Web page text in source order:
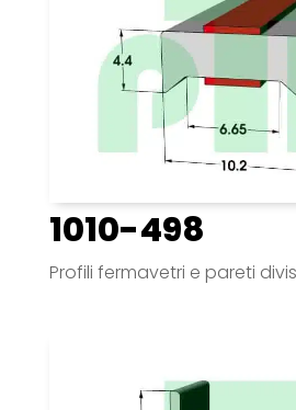
1010-498
Profili fermavetri e pareti